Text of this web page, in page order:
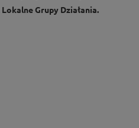
Grupy Działania.